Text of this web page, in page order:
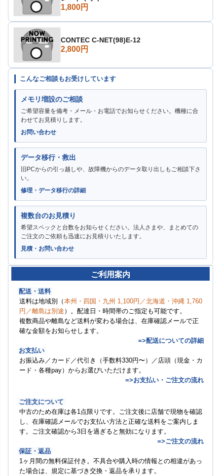
1,800円
CONTEC C-NET(98)E-12
2,800円
こんなご相談もお受けしています
メモリ増設のご相談
ご希望容量を備考・メール・お電話でお知らせください。機種に合
わせてお見積りします。
お問い合わせ
データ移行・救出
旧PCからの引っ越しや、故障機からのデータ取り出しもご相談下さ
い。
修理・データ移行の詳細
複数台のお見積り
希望スペックと台数をお知らせください。法人さまや、まとめての
ご注文のご依頼も迅速にお見積りいたします。
見積・お問い合わせ
ご利用案内
配送・送料
送料は地域別（本州・四国・九州 1,100円／北海道・沖縄 1,760
円／離島は別途 ）。配達日・時間帯のご指定も可能です。
複数商品や離島など送料が変わる場合は、在庫確認メールで正
確な金額をお知らせします。
=>配送についての詳細
お支払い
お振込み／カード／代引き（手数料330円〜）／店頭（現金・カ
ード・各種pay）からお選びいただけます。
=>お支払い・ご注文の流れ
ご注文について
中古のため在庫は各1点限りです。ご注文後に店舗で現物を確認
し、在庫確認メールでお支払い方法と正確な送料をご案内しま
す。ご注文確認から3日を過ぎると無効になります。
=>ご注文の流れ
保証・返品
1ヶ月間の無料保証付き。不具合や購入時の情報との相違があっ
た場合は、規定に基づき交換・返品を承ります。